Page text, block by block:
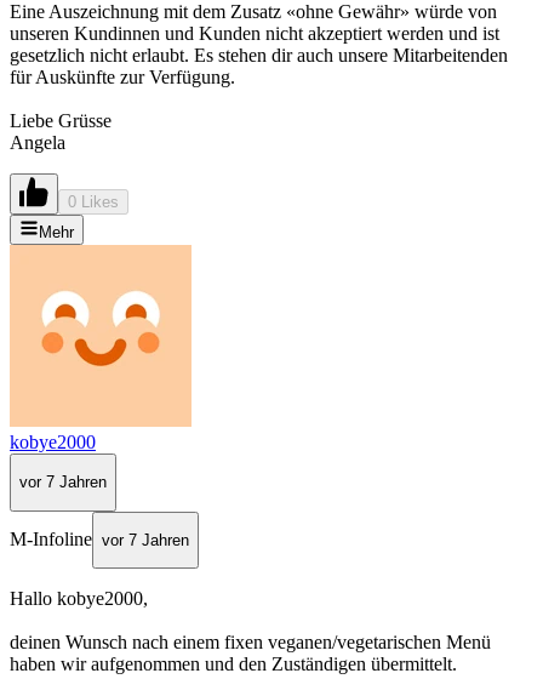
Eine Auszeichnung mit dem Zusatz «ohne Gewähr» würde von
unseren Kundinnen und Kunden nicht akzeptiert werden und ist
gesetzlich nicht erlaubt. Es stehen dir auch unsere Mitarbeitenden
für Auskünfte zur Verfügung.
Liebe Grüsse
Angela
0 Likes
Mehr
kobye2000
vor 7 Jahren
M-Infoline vor 7 Jahren
Hallo kobye2000,
deinen Wunsch nach einem fixen veganen/vegetarischen Menü
haben wir aufgenommen und den Zuständigen übermittelt.